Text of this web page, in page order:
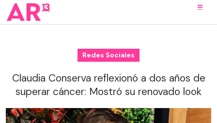
Redes Sociales
Claudia Conserva reflexionó a dos años de
superar cáncer: Mostró su renovado look